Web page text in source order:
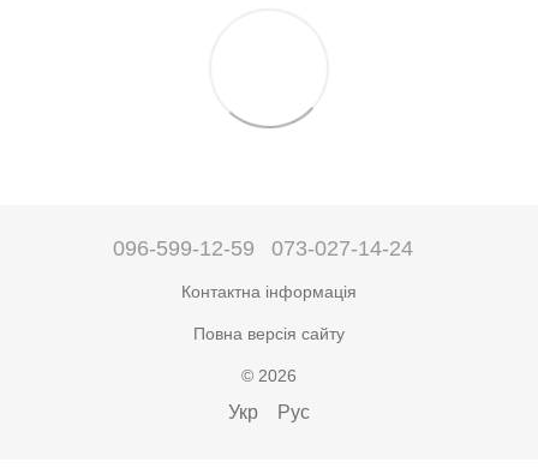
096-599-12-59 073-027-14-24
Контактна інформація
Повна версія сайту
© 2026
Укр Рус